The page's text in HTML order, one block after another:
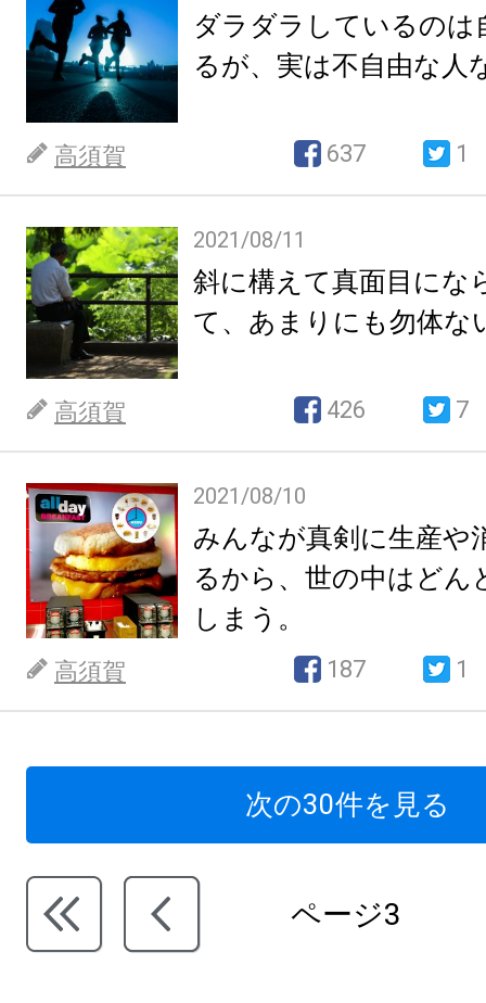
ダラダラしているのは
るが、実は不自由な人
高須賀 637 1
2021/08/11
斜に構えて真面目にな
て、あまりにも勿体な
高須賀 426 7
2021/08/10
みんなが真剣に生産や
るから、世の中はどん
しまう。
高須賀 187 1
次の30件を見る
ページ3